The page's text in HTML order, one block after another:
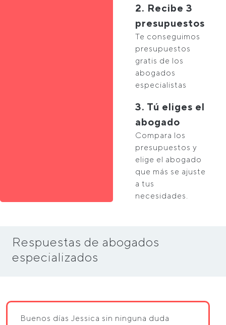
2. Recibe 3
presupuestos
Te conseguimos
presupuestos
gratis de los
abogados
especialistas
3. Tú eliges el
abogado
Compara los
presupuestos y
elige el abogado
que más se ajuste
a tus
necesidades.
Respuestas de abogados
especializados
Buenos días Jessica sin ninguna duda